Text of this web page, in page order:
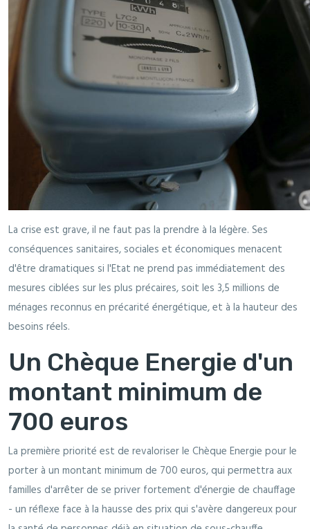
La crise est grave, il ne faut pas la prendre à la légère. Ses
conséquences sanitaires, sociales et économiques menacent
d'être dramatiques si l'Etat ne prend pas immédiatement des
mesures ciblées sur les plus précaires, soit les 3,5 millions de
ménages reconnus en précarité énergétique, et à la hauteur des
besoins réels.
Un Chèque Energie d'un
montant minimum de
700 euros
La première priorité est de revaloriser le Chèque Energie pour le
porter à un montant minimum de 700 euros, qui permettra aux
familles d'arrêter de se priver fortement d'énergie de chauffage
- un réflexe face à la hausse des prix qui s'avère dangereux pour